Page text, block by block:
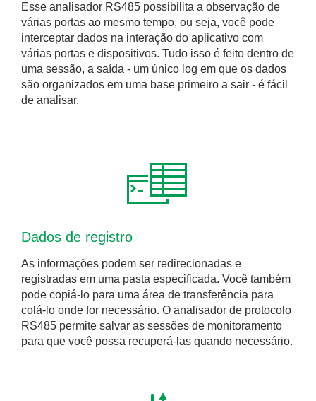
Esse analisador RS485 possibilita a observação de
várias portas ao mesmo tempo, ou seja, você pode
interceptar dados na interação do aplicativo com
várias portas e dispositivos. Tudo isso é feito dentro de
uma sessão, a saída - um único log em que os dados
são organizados em uma base primeiro a sair - é fácil
de analisar.
Dados de registro
As informações podem ser redirecionadas e
registradas em uma pasta especificada. Você também
pode copiá-lo para uma área de transferência para
colá-lo onde for necessário. O analisador de protocolo
RS485 permite salvar as sessões de monitoramento
para que você possa recuperá-las quando necessário.